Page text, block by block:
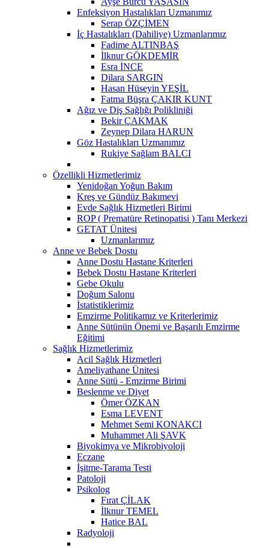
Enfeksiyon Hastalıkları Uzmanımız
Serap ÖZÇİMEN
İç Hastalıkları (Dahiliye) Uzmanlarımız
Fadime ALTINBAŞ
İlknur GÖKDEMİR
Esra İNCE
Dilara SARGIN
Hasan Hüseyin YEŞİL
Fatma Büşra ÇAKIR KUNT
Ağız ve Diş Sağlığı Polikliniği
Bekir ÇAKMAK
Zeynep Dilara HARUN
Göz Hastalıkları Uzmanımız
Rukiye Sağlam BALCI
Özellikli Hizmetlerimiz
Yenidoğan Yoğun Bakım
Kreş ve Gündüz Bakımevi
Evde Sağlık Hizmetleri Birimi
ROP ( Prematüre Retinopatisi ) Tanı Merkezi
GETAT Ünitesi
Uzmanlarımız
Anne ve Bebek Dostu
Anne Dostu Hastane Kriterleri
Bebek Dostu Hastane Kriterleri
Gebe Okulu
Doğum Salonu
İstatistiklerimiz
Emzirme Politikamız ve Kriterlerimiz
Anne Sütünün Önemi ve Başarılı Emzirme
Eğitimi
Sağlık Hizmetlerimiz
Acil Sağlık Hizmetleri
Ameliyathane Ünitesi
Anne Sütü - Emzirme Birimi
Beslenme ve Diyet
Ömer ÖZKAN
Esma LEVENT
Mehmet Semi KONAKCI
Muhammet Ali ŞAVK
Biyokimya ve Mikrobiyoloji
Eczane
İşitme-Tarama Testi
Patoloji
Psikolog
Fırat ÇİLAK
İlknur TEMEL
Hatice BAL
Radyoloji